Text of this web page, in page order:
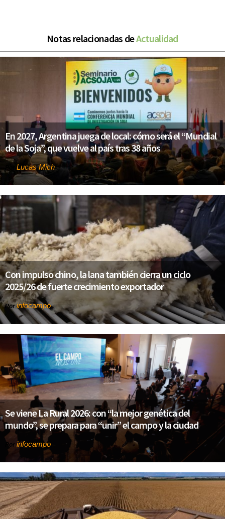
Notas relacionadas deActualidad
En 2027, Argentina juega de local: cómo será el “Mundial
de la Soja”, que vuelve al país tras 38 años
Lucas Mich
Con impulso chino, la lana también cierra un ciclo
2025/26 de fuerte crecimiento exportador
Porinfocampo
Se viene La Rural 2026: con “la mejor genética del
mundo”, se prepara para “unir” el campo y la ciudad
Por infocampo